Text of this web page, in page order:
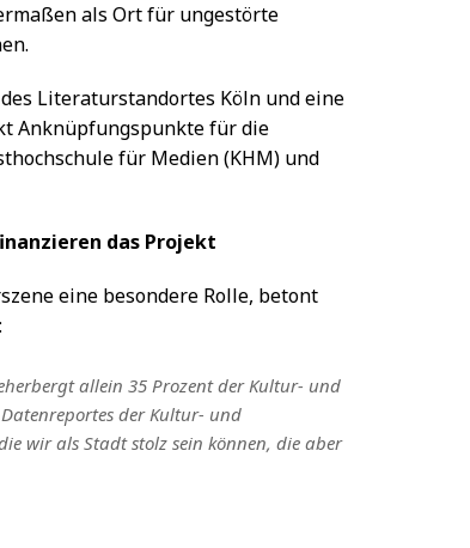
als Ort für ungestörte
Literaturstandortes Köln und eine
Anknüpfungspunkte für die
für Medien (KHM) und
das Projekt
eine besondere Rolle, betont
allein 35 Prozent der Kultur- und
der Kultur- und
wir als Stadt stolz sein können, die aber